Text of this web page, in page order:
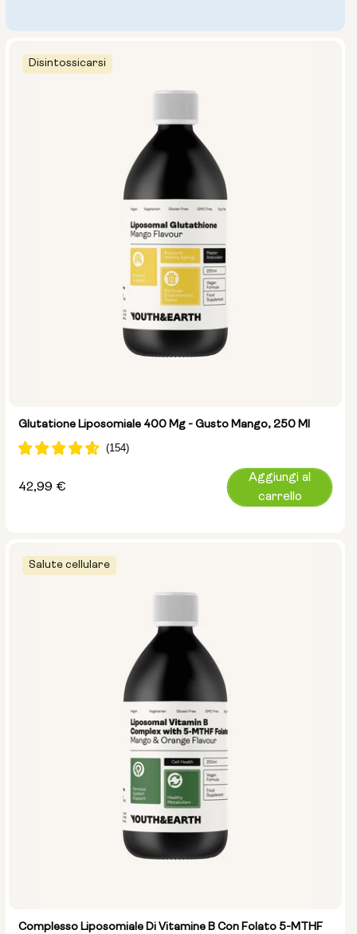
Disintossicarsi
Glutatione Liposomiale 400 Mg - Gusto Mango, 250 Ml
Prezzo
42,99 €
Aggiungi al
carrello
Salute cellulare
Complesso Liposomiale Di Vitamine B Con Folato 5-MTHF